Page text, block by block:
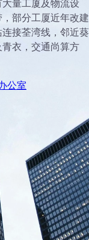
量工厦及物流设
部分工厦近年改建
接荃湾线，邻近葵
衣，交通尚算方
公室